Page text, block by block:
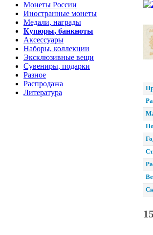
Монеты России
Иностранные монеты
Медали, награды
Купюры, банкноты
Аксессуары
Наборы, коллекции
Эксклюзивные вещи
Сувениры, подарки
Разное
Распродажа
Литература